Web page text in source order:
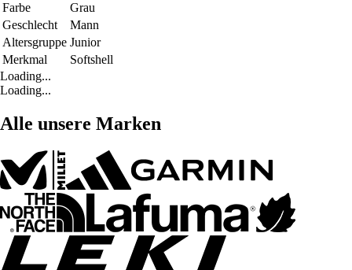
Farbe
Grau
Geschlecht
Mann
Altersgruppe Junior
Merkmal
Softshell
Loading...
Loading...
Alle unsere Marken